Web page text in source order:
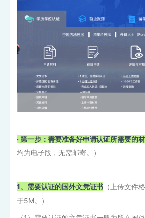
· 第一步： 需要准备好申请认证所需要的
均为电子版，无需邮寄。）
1、需要认证的国外文凭证书 （上传文件
于5M。）